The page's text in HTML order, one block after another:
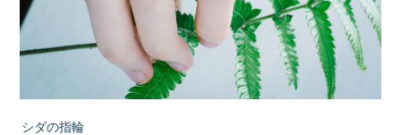
シダの指輪